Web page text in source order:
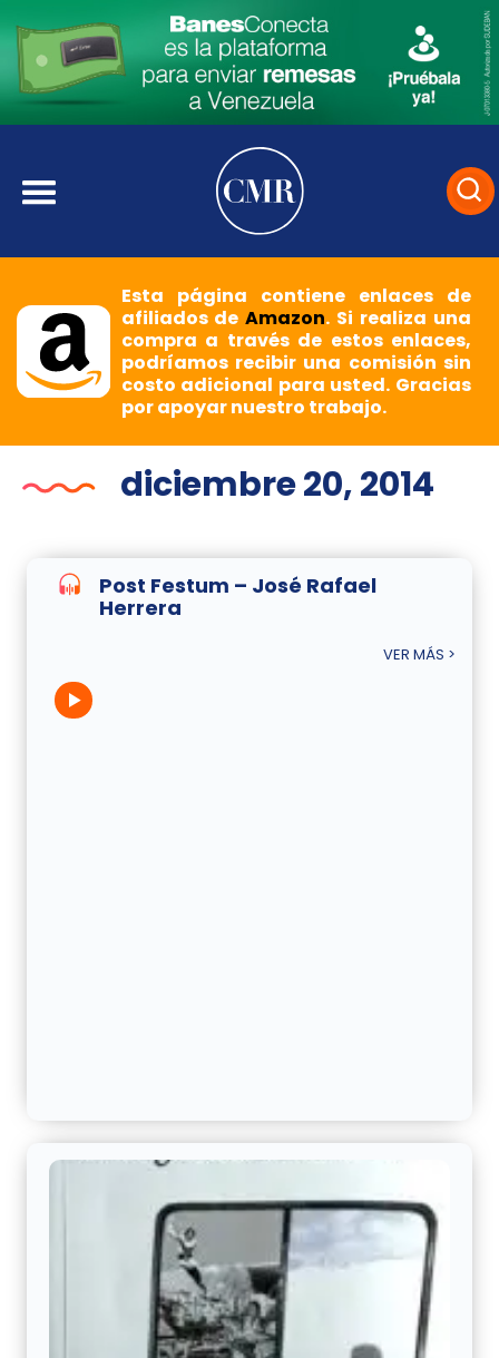
Esta página contiene enlaces de
afiliados deAmazon. Si realiza una
compra a través de estos enlaces,
podríamos recibir una comisión sin
costo adicional para usted. Gracias
por apoyar nuestro trabajo.
diciembre 20, 2014
Post Festum – José Rafael
Herrera
VER MÁS >